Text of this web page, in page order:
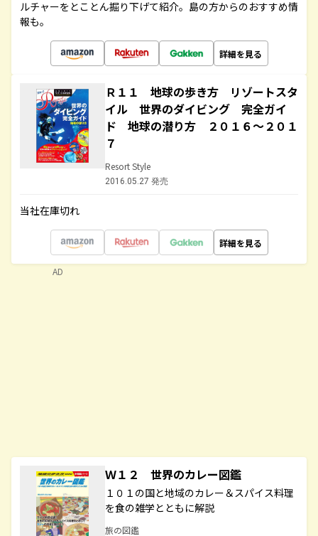
ルチャーをとことん掘り下げて紹介。島の方からのおすすめ情
報も。
詳細を見る
Ｒ１１ 地球の歩き方 リゾートスタ
イル 世界のダイビング 完全ガイ
ド 地球の潜り方 ２０１６～２０１
７
Resort Style
2016.05.27 発売
当社在庫切れ
詳細を見る
Ｗ１２ 世界のカレー図鑑
１０１の国と地域のカレー＆スパイス料理
を食の雑学とともに解説
旅の図鑑
AD